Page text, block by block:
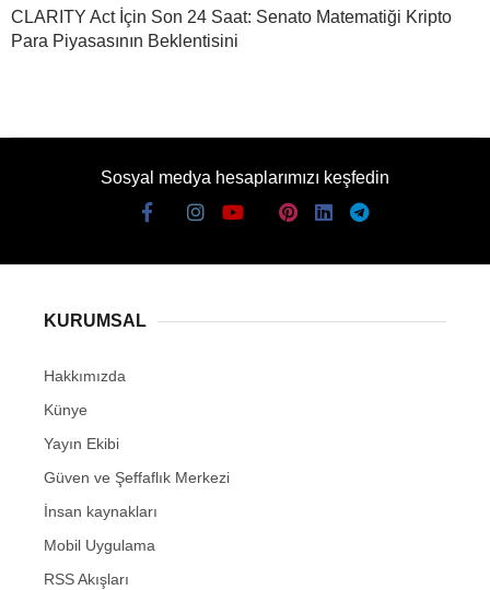
CLARITY Act İçin Son 24 Saat: Senato Matematiği Kripto
Para Piyasasının Beklentisini
Sosyal medya hesaplarımızı keşfedin
KURUMSAL
Hakkımızda
Künye
Yayın Ekibi
Güven ve Şeffaflık Merkezi
İnsan kaynakları
Mobil Uygulama
RSS Akışları